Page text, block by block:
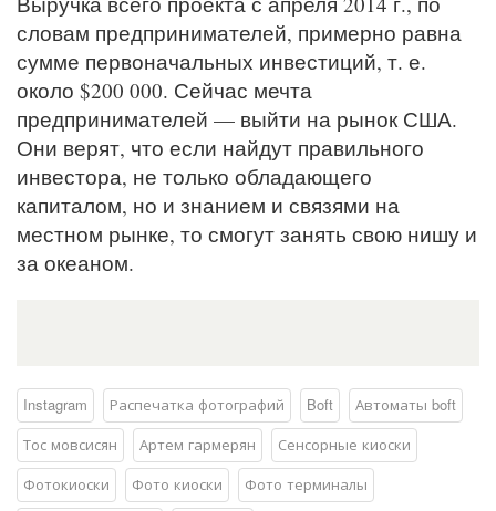
словам предпринимателей, примерно равна
сумме первоначальных инвестиций, т. е.
около $200 000. Сейчас мечта
предпринимателей — выйти на рынок США.
Они верят, что если найдут правильного
инвестора, не только обладающего
капиталом, но и знанием и связями на
местном рынке, то смогут занять свою нишу и
за океаном.
Instagram Распечатка фотографий Boft
Автоматы boft
Тос мовсисян
Артем гармерян
Сенсорные киоски
Фотокиоски
Фото киоски
Фото терминалы